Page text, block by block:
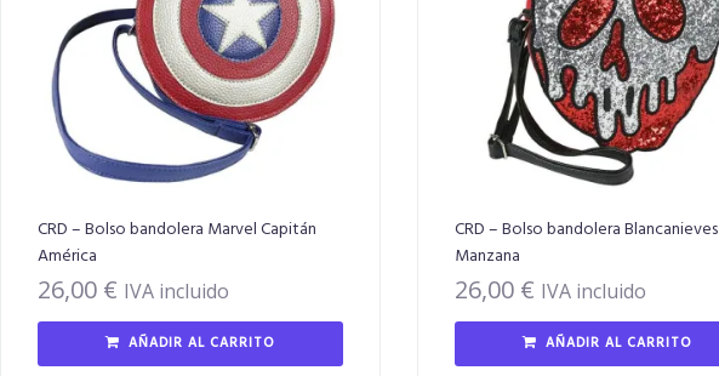
CRD – Bolso bandolera Marvel Capitán
América
26,00 € IVA incluido
AÑADIR AL CARRITO
CRD – Bolso bandolera Blancanieves
Manzana
26,00 € IVA incluido
AÑADIR AL CARRITO